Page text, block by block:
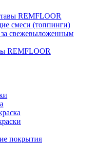
REMFLOOR
смеси (топпинги)
свежевыложенным
REMFLOOR
покрытия